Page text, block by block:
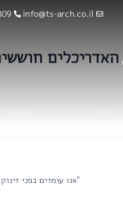
info@ts-arch.co.il
דרושים
"אנו עומדים בפני